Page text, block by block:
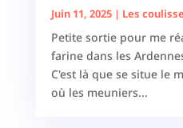
Juin 11, 2025| Les
Petite sortie pour me
farine dans les
C'est là que se situe le
où les meuniers...